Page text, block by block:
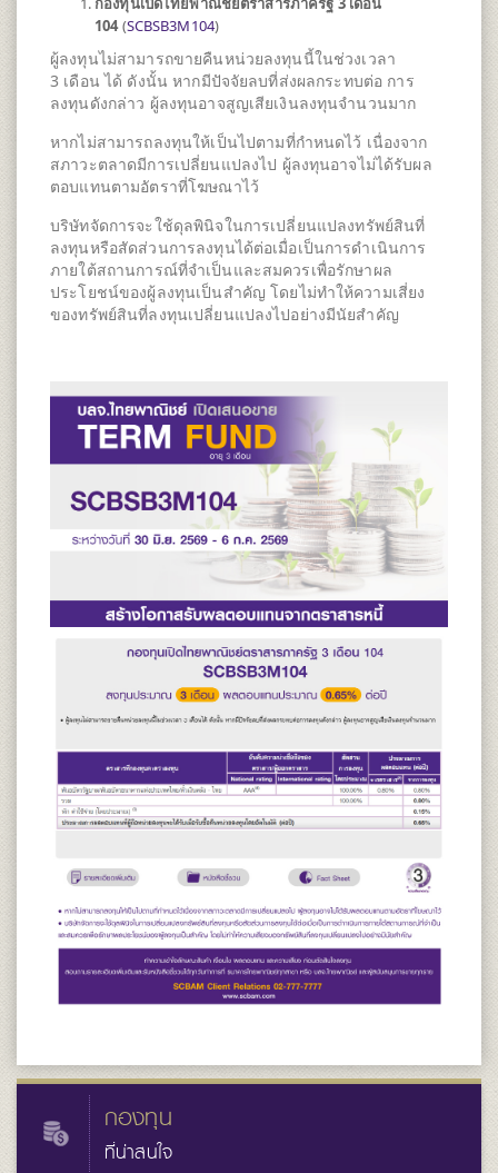
104(SCBSB3M104)
ผู้ลงทุนไม่สามารถขายคืนหน่วยลงทุนนี้ในช่วงเวลา
3 เดือน ได้ ดังนั้น หากมีปัจจัยลบที่ส่งผลกระทบต่อ การ
ลงทุนดังกล่าว ผู้ลงทุนอาจสูญเสียเงินลงทุนจำนวนมาก
หากไม่สามารถลงทุนให้เป็นไปตามที่กำหนดไว้ เนื่องจาก
สภาวะตลาดมีการเปลี่ยนแปลงไป ผู้ลงทุนอาจไม่ได้รับผล
ตอบแทนตามอัตราที่โฆษณาไว้
บริษัทจัดการจะใช้ดุลพินิจในการเปลี่ยนแปลงทรัพย์สินที่
ลงทุนหรือสัดส่วนการลงทุนได้ต่อเมื่อเป็นการดำเนินการ
ภายใต้สถานการณ์ที่จำเป็นและสมควรเพื่อรักษาผล
ประโยชน์ของผู้ลงทุนเป็นสำคัญ โดยไม่ทำให้ความเสี่ยง
ของทรัพย์สินที่ลงทุนเปลี่ยนแปลงไปอย่างมีนัยสำคัญ
กองทุน
ที่น่าสนใจ